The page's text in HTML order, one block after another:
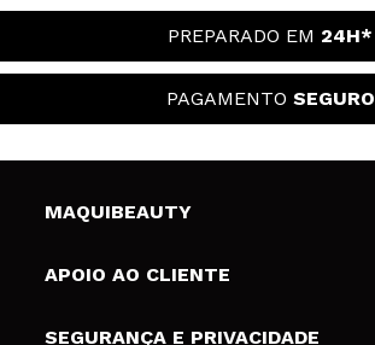
PREPARADO EM 24H*
PAGAMENTO SEGURO
MAQUIBEAUTY
Sobre nós
Gift Cards
APOIO AO CLIENTE
Envios e Devoluções
SEGURANÇA E PRIVACIDADE